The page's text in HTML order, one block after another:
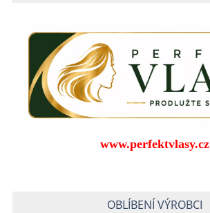
www.perfektvlasy.cz
OBLÍBENÍ VÝROBCI